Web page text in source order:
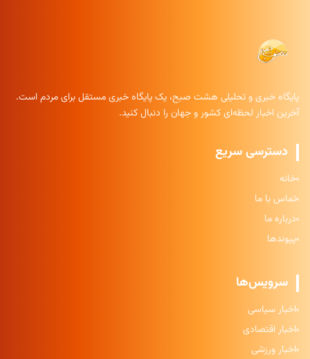
پایگاه خبری و تحلیلی هشت صبح، یک پایگاه خبری مستقل برای مردم است.
آخرین اخبار لحظه‌ای کشور و جهان را دنبال کنید.
دسترسی سریع
خانه
تماس با ما
درباره ما
پیوندها
سرویس‌ها
اخبار سیاسی
اخبار اقتصادی
اخبار ورزشی